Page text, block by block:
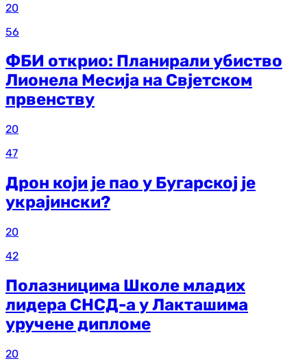
20
56
ФБИ открио: Планирали убиство
Лионела Месија на Свјетском
првенству
20
47
Дрон који је пао у Бугарској је
украјински?
20
42
Полазницима Школе младих
лидера СНСД-а у Лакташима
уручене дипломе
20